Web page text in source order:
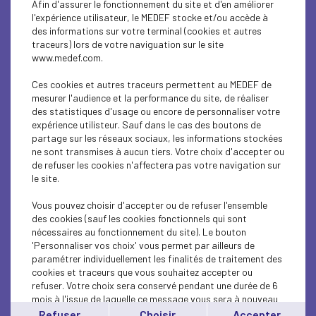
ECONOMY
SOCIAL
ECONOMY
ECONOMY
ECONOMY
ECONOMY
ECONOMY
ECONOMY
ECONOMY
Afin d'assurer le fonctionnement du site et d'en améliorer
l'expérience utilisateur, le MEDEF stocke et/ou accède à
des informations sur votre terminal (cookies et autres
traceurs) lors de votre naviguation sur le site
www.medef.com.
Ces cookies et autres traceurs permettent au MEDEF de
mesurer l'audience et la performance du site, de réaliser
des statistiques d'usage ou encore de personnaliser votre
expérience utilisteur. Sauf dans le cas des boutons de
partage sur les réseaux sociaux, les informations stockées
ne sont transmises à aucun tiers. Votre choix d'accepter ou
de refuser les cookies n'affectera pas votre navigation sur
le site.
Vous pouvez choisir d'accepter ou de refuser l'ensemble
des cookies (sauf les cookies fonctionnels qui sont
nécessaires au fonctionnement du site). Le bouton
'Personnaliser vos choix' vous permet par ailleurs de
paramétrer individuellement les finalités de traitement des
cookies et traceurs que vous souhaitez accepter ou
refuser. Votre choix sera conservé pendant une durée de 6
mois à l'issue de laquelle ce message vous sera à nouveau
affiché..